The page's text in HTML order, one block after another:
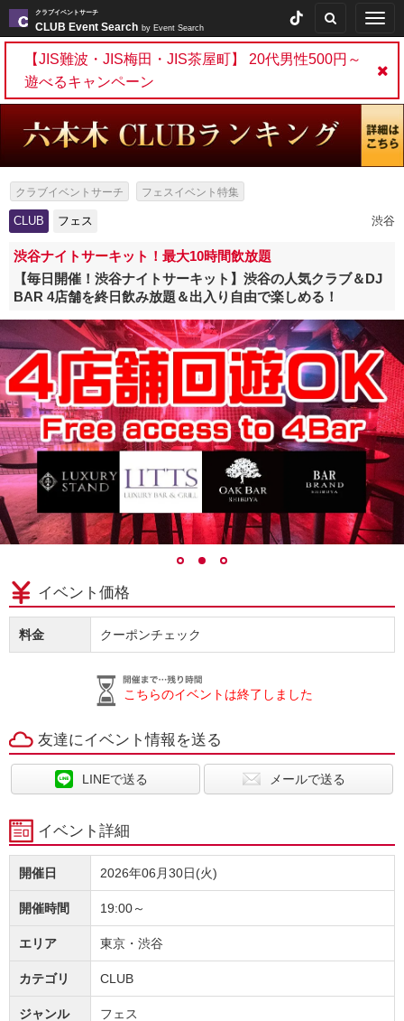
クラブイベントサーチ
CLUB Event Search by Event Search
【JIS難波・JIS梅田・JIS茶屋町】 20代男性500円～
遊べるキャンペーン
クラブイベントサーチ フェスイベント特集
ファンラン・ランフェス特集
CLUB フェス 渋谷
渋谷ナイトサーキット！最大10時間飲放題
【毎日開催！渋谷ナイトサーキット】渋谷の人気クラブ＆DJ
BAR 4店舗を終日飲み放題＆出入り自由で楽しめる！
イベント価格
料金 クーポンチェック
こちらのイベントは終了しました
友達にイベント情報を送る
LINEで送る メールで送る
イベント詳細
開催日 2026年06月30日(火)
開催時間 19:00～
エリア 東京・渋谷
カテゴリ CLUB
ジャンル フェス